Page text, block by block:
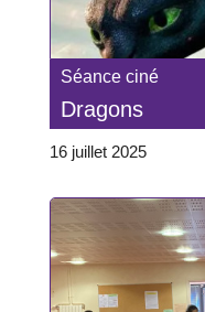
Séance ciné
Dragons
16 juillet 2025